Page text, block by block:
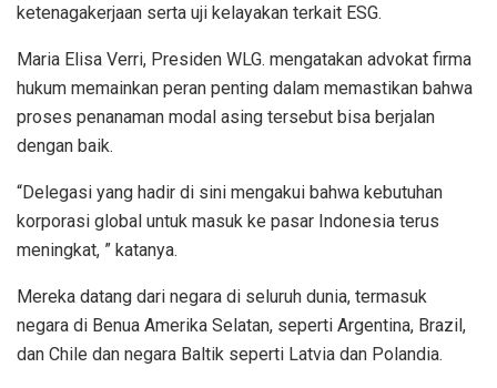
ketenagakerjaan serta uji kelayakan terkait ESG.
Maria Elisa Verri, Presiden WLG. mengatakan advokat firma
hukum memainkan peran penting dalam memastikan bahwa
proses penanaman modal asing tersebut bisa berjalan
dengan baik.
“Delegasi yang hadir di sini mengakui bahwa kebutuhan
korporasi global untuk masuk ke pasar Indonesia terus
meningkat, ” katanya.
Mereka datang dari negara di seluruh dunia, termasuk
negara di Benua Amerika Selatan, seperti Argentina, Brazil,
dan Chile dan negara Baltik seperti Latvia dan Polandia.